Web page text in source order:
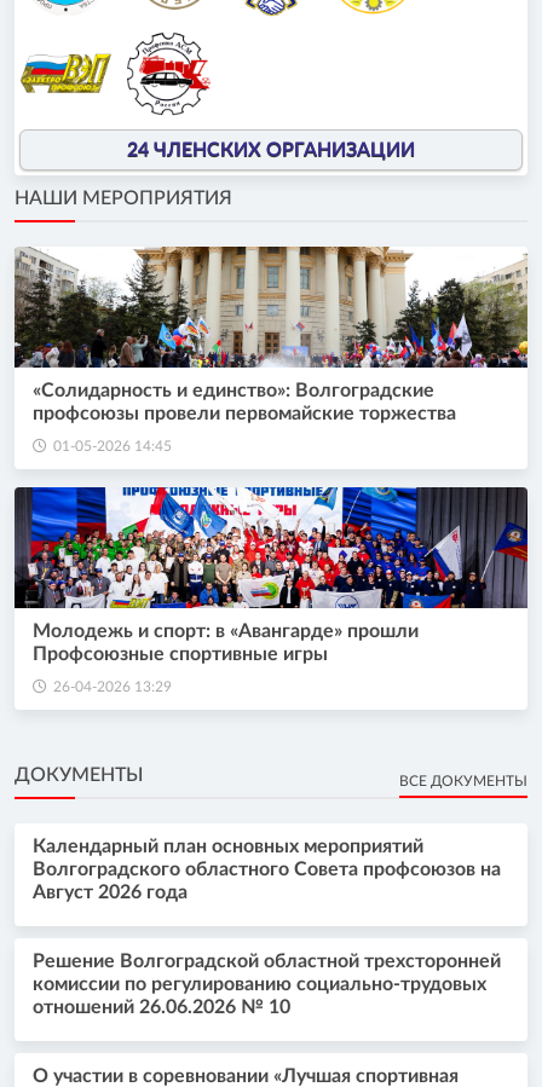
24 ЧЛЕНСКИХ ОРГАНИЗАЦИИ
НАШИ МЕРОПРИЯТИЯ
«Солидарность и единство»: Волгоградские
профсоюзы провели первомайские торжества
01-05-2026 14:45
Молодежь и спорт: в «Авангарде» прошли
Профсоюзные спортивные игры
26-04-2026 13:29
ДОКУМЕНТЫ ВСЕ ДОКУМЕНТЫ
Календарный план основных мероприятий
Волгоградского областного Совета профсоюзов на
Август 2026 года
Решение Волгоградской областной трехсторонней
комиссии по регулированию социально-трудовых
отношений 26.06.2026 № 10
О участии в соревновании «Лучшая спортивная